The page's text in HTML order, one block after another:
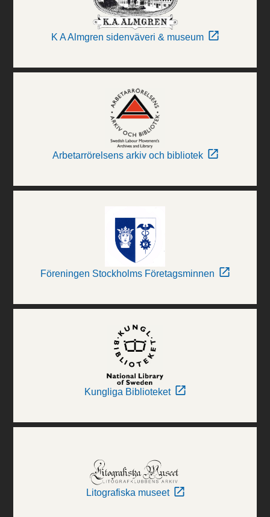
K A Almgren sidenväveri & museum
Arbetarrörelsens arkiv och bibliotek
Föreningen Stockholms Företagsminnen
Kungliga Biblioteket
Litografiska museet